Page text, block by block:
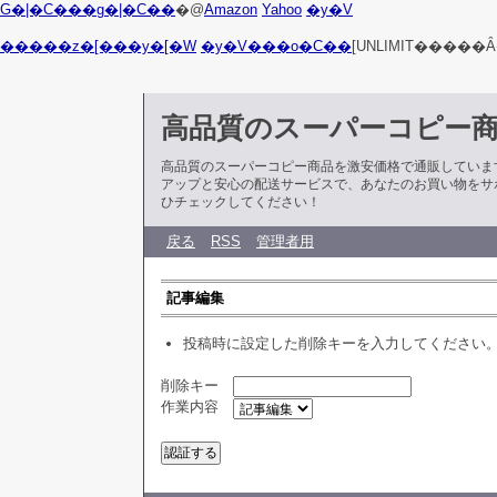
G�|�C���g�|�C���@Amazon Yahoo �y�V
�����z�[���y�[�W �y�V���o�C��
高品質のスーパーコピー
高品質のスーパーコピー商品を激安価格で通販してい
アップと安心の配送サービスで、あなたのお買い物を
ひチェックしてください！
戻る RSS 管理者用
記事編集
投稿時に設定した削除キーを入力してください
削除キー
作業内容